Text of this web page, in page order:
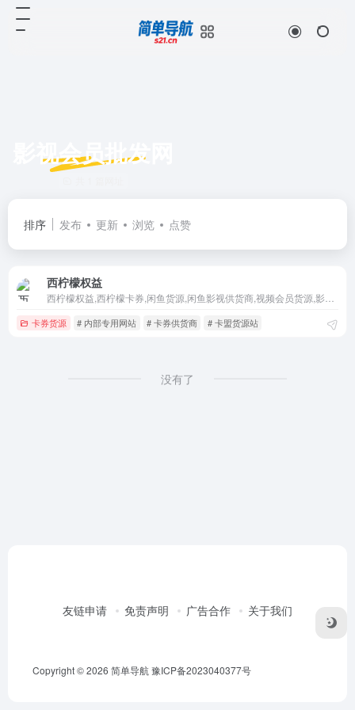
影视会员批发网
排序 发布 更新 浏览 点赞
西柠檬权益
卡券货源 # 内部专用网站 # 卡券供货商 # 卡盟货源站
没有了
友链申请 免责声明 广告合作 关于我们
Copyright © 2026 简单导航豫ICP备2023040377号